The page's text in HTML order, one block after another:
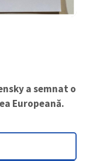
a semnat o
Europeană.